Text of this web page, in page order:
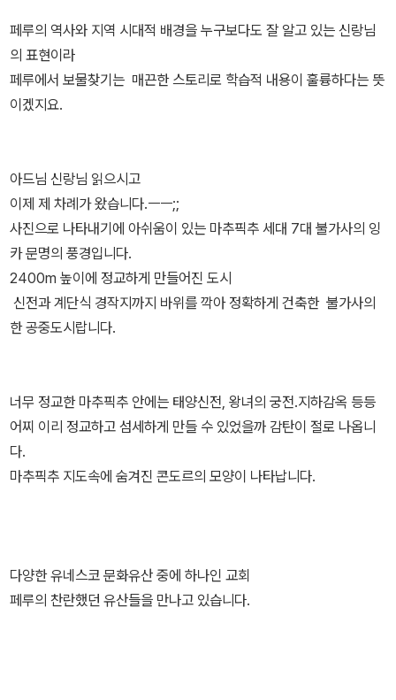
물과 신전, 심지어 계단식 경작지까지 모두 정확하게 바위를 깎아 건
축했다는 사실......이 도시가 세워진 산봉우리의 이름이 마추픽추,원
주민들의 말로 늙은 산봉우리라는 뜻이래요.산과 절벽, 밀림 때문에
밑에선 전혀 마추픽추를 볼 수 없고, 공중에서만 확인 가능한데그래
라인 페루에 대한 모든 것이 담겨있어요.페루의 다양한 문화유산과
특별한 먹거리로 가득한 페루!페루는 약 300년 동안 스페인의 지배
를 받았지만유명한 잉카문명과 자기들만의 축제와 문화, 음식과 옷,
여러 문화유산까지 하나하나가 다 보물인 나라인 거 같아요. 이 책을
읽고 나니 가보고 싶은 나라 위시리스트에 페루가 올라갔다는.....^^페
루의 보물찾기 책으로 즐겁고 신나는 페루여행 떠나보아요^^
각으로 제국을 통치한 왕의 호칭인 잉카가 잉카 제국으로 불리게 되
었다고 한다. 잉카의 번영과 이모저모 그리고 멸망까지를 한눈에 들
여다볼수 있는 역사상식 코너를 읽다보면 왜 잉카 제국이 단 180명
의 스페인군사에게 무너지게 되었는지 그 원인을 들여다 보니 잉카군
에 불만을 품은 부족국가들도 스페인을 도왔고, 유럽인들을 통해서
천연두가 전해져서 원주민 군사들이 목숨을 잃고 왕위 계승을 놓고
황제의 아들들끼리 다툼을 일으켜 정국이 혼란해졌다고 하니 여러정
황이 짐작이 간다. 1년 내내 태양제와 부활절 축제, 푸노데이등 다양
한 축제가 끊이질 않고 1천 5백 종이 넘는 감자가 자생하여 음식마저
풍요로운 그 나라 페루 갑자기 팡이 일행을 따라 페루로 떠나고 싶은
맘이 물씬 ~ 풍긴다. 잉카 문명을 꽃 피운 나라 페루.. 황금의 도시 엘
페루의 역사와 지역 시대적 배경을 누구보다도 잘 알고 있는 신랑님
의 표현이라
페루에서 보물찾기는 매끈한 스토리로 학습적 내용이 훌륭하다는 뜻
이겠지요.
아드님 신랑님 읽으시고
이제 제 차례가 왔습니다.ㅡㅡ;;
사진으로 나타내기에 아쉬움이 있는 마추픽추 세대 7대 불가사의 잉
카 문명의 풍경입니다.
2400m 높이에 정교하게 만들어진 도시
신전과 계단식 경작지까지 바위를 깍아 정확하게 건축한 불가사의
한 공중도시랍니다.
너무 정교한 마추픽추 안에는 태양신전, 왕녀의 궁전.지하감옥 등등
어찌 이리 정교하고 섬세하게 만들 수 있었을까 감탄이 절로 나옵니
다.
마추픽추 지도속에 숨겨진 콘도르의 모양이 나타납니다.
다양한 유네스코 문화유산 중에 하나인 교회
페루의 찬란했던 유산들을 만나고 있습니다.